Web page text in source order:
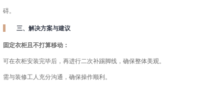
碍。
三、解决方案与建议
固定衣柜且不打算移动：
可在衣柜安装完毕后，再进行二次补踢脚线，确保整体美观。
需与装修工人充分沟通，确保操作顺利。